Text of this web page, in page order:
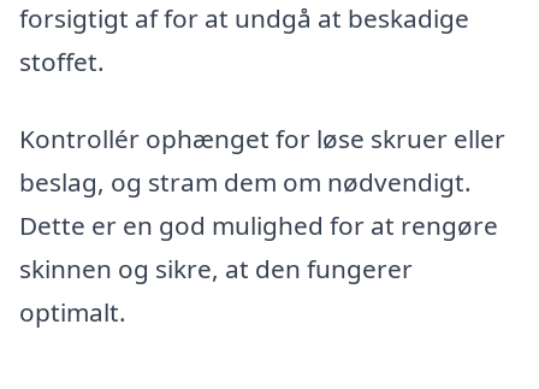
forsigtigt af for at undgå at beskadige
stoffet.
Kontrollér ophænget for løse skruer eller
beslag, og stram dem om nødvendigt.
Dette er en god mulighed for at rengøre
skinnen og sikre, at den fungerer
optimalt.